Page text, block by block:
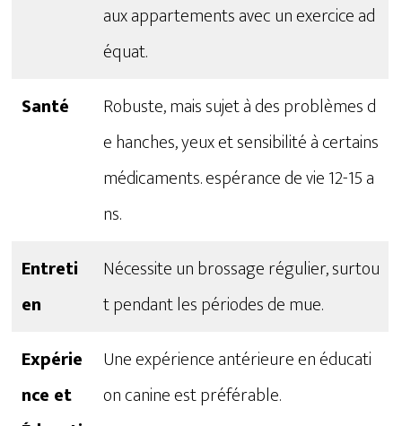
aux appartements avec un exercice ad
équat.
Santé
Robuste, mais sujet à des problèmes d
e hanches, yeux et sensibilité à certains
médicaments. espérance de vie 12-15 a
ns.
Entreti
en
Nécessite un brossage régulier, surtou
t pendant les périodes de mue.
Expérie
nce et
Une expérience antérieure en éducati
on canine est préférable.